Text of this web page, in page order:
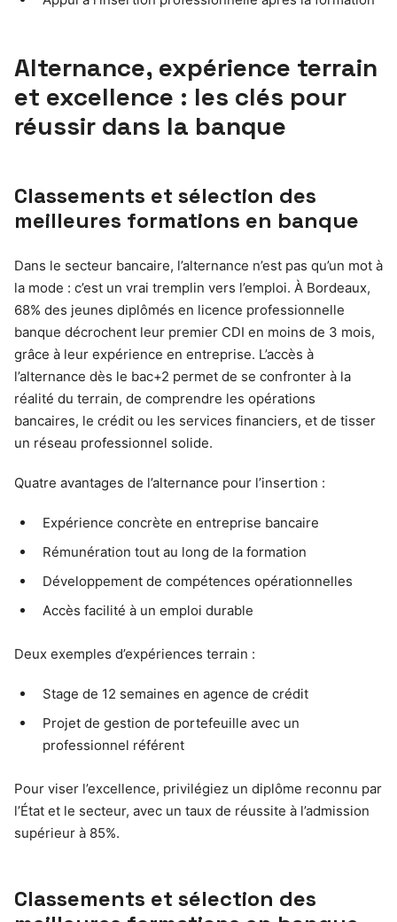
Alternance, expérience terrain
et excellence : les clés pour
réussir dans la banque
Classements et sélection des
meilleures formations en banque
Dans le secteur bancaire, l’alternance n’est pas qu’un mot à
la mode : c’est un vrai tremplin vers l’emploi. À Bordeaux,
68% des jeunes diplômés en licence professionnelle
banque décrochent leur premier CDI en moins de 3 mois,
grâce à leur expérience en entreprise. L’accès à
l’alternance dès le bac+2 permet de se confronter à la
réalité du terrain, de comprendre les opérations
bancaires, le crédit ou les services financiers, et de tisser
un réseau professionnel solide.
Quatre avantages de l’alternance pour l’insertion :
Expérience concrète en entreprise bancaire
Rémunération tout au long de la formation
Développement de compétences opérationnelles
Accès facilité à un emploi durable
Deux exemples d’expériences terrain :
Stage de 12 semaines en agence de crédit
Projet de gestion de portefeuille avec un
professionnel référent
Pour viser l’excellence, privilégiez un diplôme reconnu par
l’État et le secteur, avec un taux de réussite à l’admission
supérieur à 85%.
Classements et sélection des